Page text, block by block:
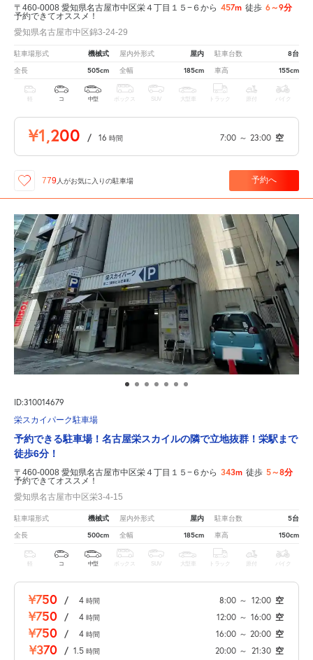
〒460-0008 愛知県名古屋市中区栄４丁目１５−６から 457m 徒歩 6～9分
予約できてオススメ！
愛知県名古屋市中区錦3-24-29
駐車場形式 機械式 屋内外形式 屋内 駐車台数 8台
全長 505cm 全幅 185cm 車高 155cm
軽 コ 中型 ボックス SUV 大型車 トラック 原付 バイク
¥1,200 / 16 時間 7:00 ～ 23:00 空
779 人がお気に入りの駐車場 予約へ
ID:310014679
栄スカイパーク駐車場
予約できる駐車場！名古屋栄スカイルの隣で立地抜群！栄駅まで
徒歩6分！
〒460-0008 愛知県名古屋市中区栄４丁目１５−６から 343m 徒歩 5～8分
予約できてオススメ！
愛知県名古屋市中区栄3-4-15
駐車場形式 機械式 屋内外形式 屋内 駐車台数 5台
全長 500cm 全幅 185cm 車高 150cm
軽 コ 中型 ボックス SUV 大型車 トラック 原付 バイク
¥750 / 4 時間 8:00 ～ 12:00 空
¥750 / 4 時間 12:00 ～ 16:00 空
¥750 / 4 時間 16:00 ～ 20:00 空
¥370 / 1.5 時間 20:00 ～ 21:30 空